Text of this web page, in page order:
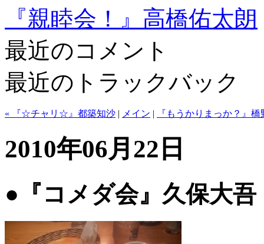
『親睦会！』高橋佑太朗
最近のコメント
最近のトラックバック
« 『☆チャリ☆』都築知沙 | メイン | 『もうかりまっか？』橋
2010年06月22日
●『コメダ会』久保大吾